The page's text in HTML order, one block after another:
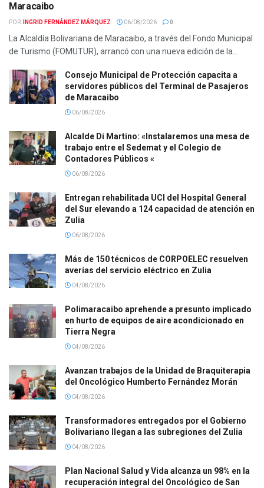
Maracaibo
POR: INGRID FERNÁNDEZ MÁRQUEZ 06/08/2026 0
La Alcaldía Bolivariana de Maracaibo, a través del Fondo Municipal
de Turismo (FOMUTUR), arrancó con una nueva edición de la...
Consejo Municipal de Protección capacita a
servidores públicos del Terminal de Pasajeros
de Maracaibo
06/08/2026
Alcalde Di Martino: «Instalaremos una mesa de
trabajo entre el Sedemat y el Colegio de
Contadores Públicos «
06/08/2026
Entregan rehabilitada UCI del Hospital General
del Sur elevando a 124 capacidad de atención en
Zulia
06/08/2026
Más de 150 técnicos de CORPOELEC resuelven
averías del servicio eléctrico en Zulia
04/08/2026
Polimaracaibo aprehende a presunto implicado
en hurto de equipos de aire acondicionado en
Tierra Negra
04/08/2026
Avanzan trabajos de la Unidad de Braquiterapia
del Oncológico Humberto Fernández Morán
04/08/2026
Transformadores entregados por el Gobierno
Bolivariano llegan a las subregiones del Zulia
04/08/2026
Plan Nacional Salud y Vida alcanza un 98% en la
recuperación integral del Oncológico de San